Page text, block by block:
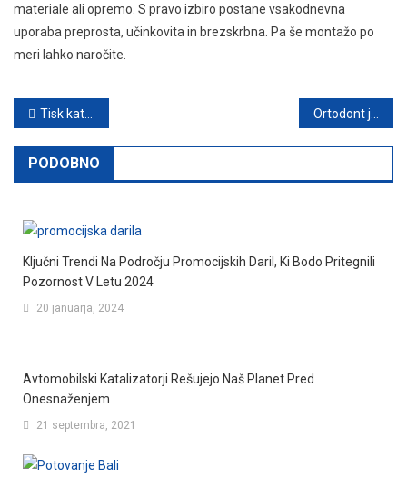
materiale ali opremo. S pravo izbiro postane vsakodnevna
uporaba preprosta, učinkovita in brezskrbna. Pa še montažo po
meri lahko naročite.
Navigacija
prispevka
Tisk katalogov omogoča boljšo promocijo izdelkov
PODOBNO
Ključni Trendi Na Področju Promocijskih Daril, Ki Bodo Pritegnili
Pozornost V Letu 2024
20 januarja, 2024
Avtomobilski Katalizatorji Rešujejo Naš Planet Pred
Onesnaženjem
21 septembra, 2021